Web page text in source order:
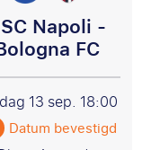
Napoli -
FC
13 sep. 18:00
Datum bevestigd